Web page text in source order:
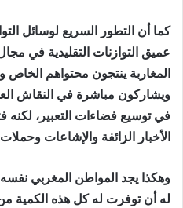
كما أن التطور السريع لوسائل
عميق التوازنات التقليدية في
المغاربة ينتجون محتواهم الخاص
ويشاركون مباشرة في النقاش
في توسيع فضاءات التعبير، لكنه
الأخبار الزائفة والإشاعات وحملات
وهكذا يجد المواطن المغربي
له أن توفرت له كل هذه الكمية